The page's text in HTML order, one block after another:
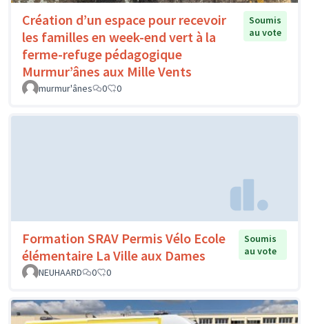
Création d’un espace pour recevoir
les familles en week-end vert à la
ferme-refuge pédagogique
Murmur’ânes aux Mille Vents
Soumis
au vote
murmur'ânes 0 0
Formation SRAV Permis Vélo Ecole
élémentaire La Ville aux Dames
Soumis
au vote
NEUHAARD
0 0